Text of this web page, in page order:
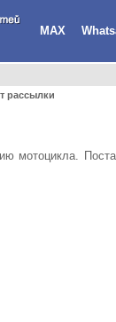
MAX
рассылки
мотоцикла.